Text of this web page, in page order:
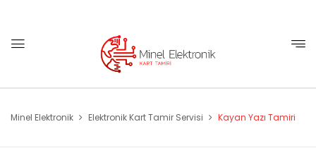
Minel Elektronik Elektronik Kart Tamir Servisi Kayan Yazı Tamiri